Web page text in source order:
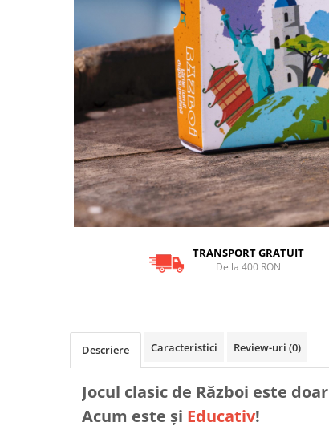
TOATE JOCURILE
TRANSPORT GRATUIT
De la 400 RON
Descriere Caracteristici Review-uri (0)
Jocul clasic de Război este doar
Acum este și Educativ!